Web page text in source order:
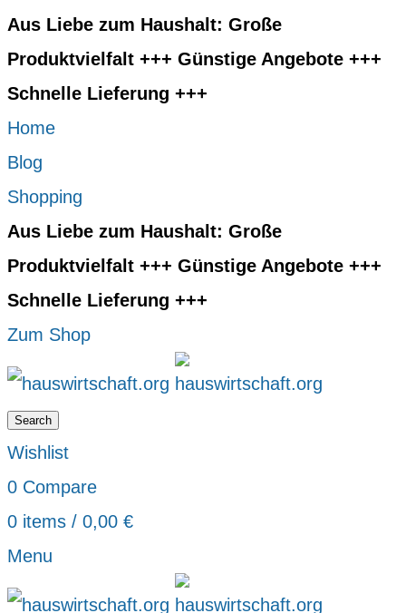
Aus Liebe zum Haushalt: Große
Produktvielfalt +++ Günstige Angebote +++
Schnelle Lieferung +++
Home
Blog
Shopping
Aus Liebe zum Haushalt: Große
Produktvielfalt +++ Günstige Angebote +++
Schnelle Lieferung +++
Zum Shop
Search
Wishlist
0 Compare
0 items / 0,00 €
Menu